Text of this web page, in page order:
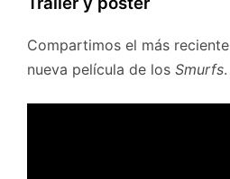
Compartimos el más reciente
nueva película de los Smurfs.